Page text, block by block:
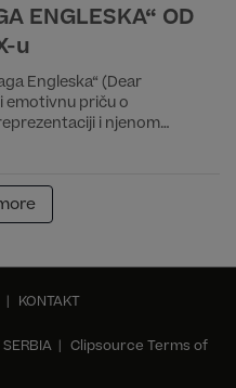
ENGLESKA“ OD
u
Engleska“ (Dear
emotivnu priču o
i njenom
KONTAKT
|
Clipsource Terms of